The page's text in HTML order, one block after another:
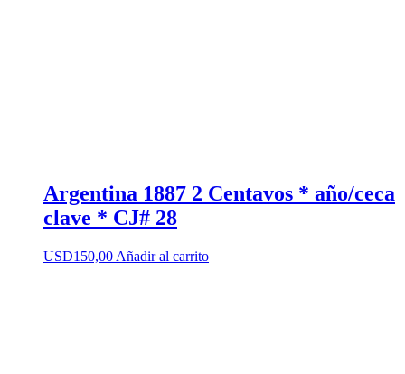
Argentina 1887 2 Centavos * año/ceca
clave * CJ# 28
USD150,00 Añadir al carrito